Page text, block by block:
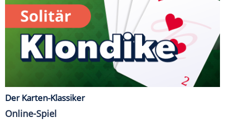
Der Karten-Klassiker
Online-Spiel